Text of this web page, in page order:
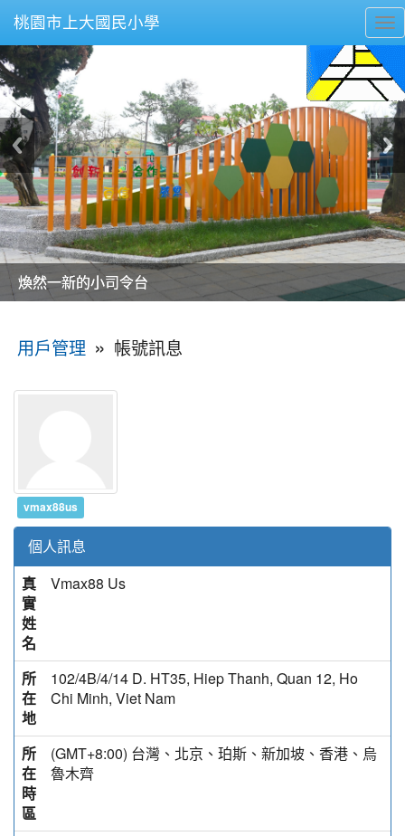
桃園市上大國民小學
美麗的操場是我們活力的來源
美麗的操場是我們活力的來源
煥然一新的小司令台
煥然一新的小司令台
富含桃園埤塘田園風光意象的中廊
富含桃園埤塘田園風光意象的中廊
嶄新的中庭廣場
嶄新的中庭廣場
水生池生生不息
水生池生生不息
用戶管理 » 帳號訊息
vmax88us
個人訊息
真
實
姓
名
Vmax88 Us
所
在
地
102/4B/4/14 D. HT35, Hiep Thanh, Quan 12, Ho
Chi Minh, Viet Nam
所
在
時
區
(GMT+8:00) 台灣、北京、珀斯、新加坡、香港、烏
魯木齊